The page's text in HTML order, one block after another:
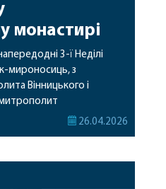
монастирі
3-ї Неділі
мироносиць, з
Вінницького і
Павел звершив
та гості у священному
26.04.2026